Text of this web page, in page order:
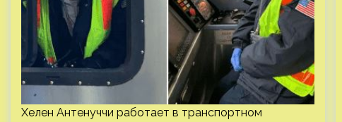
Хелен Антенуччи работает в транспортном